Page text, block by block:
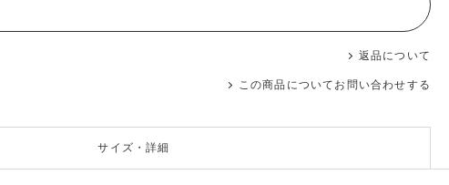
返品について
この商品についてお問い合わせする
サイズ・詳細